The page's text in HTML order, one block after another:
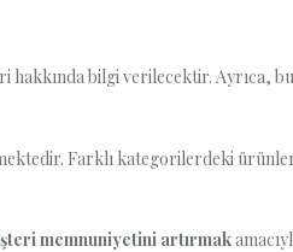
bilgi verilecektir. Ayrıca,
Farklı kategorilerdeki
memnuniyetini artırmak